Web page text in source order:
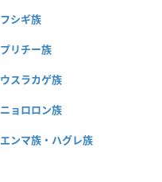
フシギ族
プリチー族
ウスラカゲ族
ニョロロン族
エンマ族・ハグレ族